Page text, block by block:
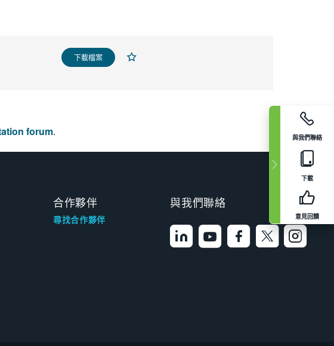
與我們聯絡
下載
意見回饋
下載檔案
forum.
合作夥伴
尋找合作夥伴
與我們聯絡